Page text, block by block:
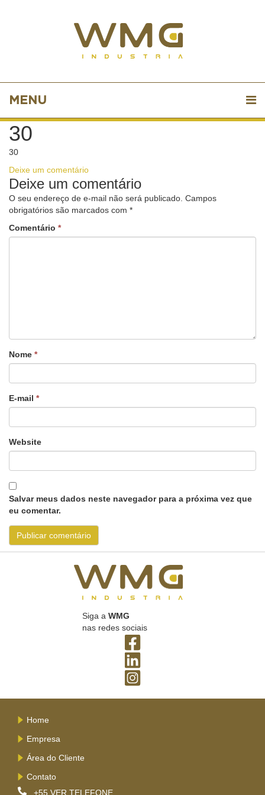
MENU
30
30
Deixe um comentário
Deixe um comentário
O seu endereço de e-mail não será publicado. Campos
obrigatórios são marcados com *
Comentário *
Nome *
E-mail *
Website
Salvar meus dados neste navegador para a próxima vez que
eu comentar.
Siga a WMG
nas redes sociais
Home
Empresa
Área do Cliente
Contato
+55 VER TELEFONE